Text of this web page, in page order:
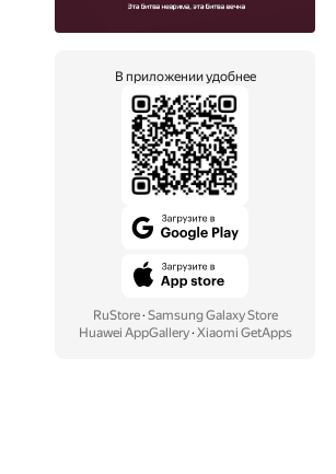
В приложении удобнее
RuStore· Samsung Galaxy Store
Huawei AppGallery· Xiaomi GetApps